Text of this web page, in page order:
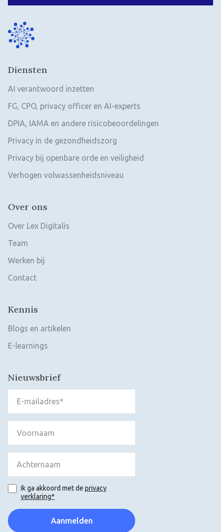
Diensten
AI verantwoord inzetten
FG, CPO, privacy officer en AI-experts
DPIA, IAMA en andere risicobeoordelingen
Privacy in de gezondheidszorg
Privacy bij openbare orde en veiligheid
Verhogen volwassenheidsniveau
Over ons
Over Lex Digitalis
Team
Werken bij
Contact
Kennis
Blogs en artikelen
E-learnings
Nieuwsbrief
Ik ga akkoord met de privacy
verklaring*